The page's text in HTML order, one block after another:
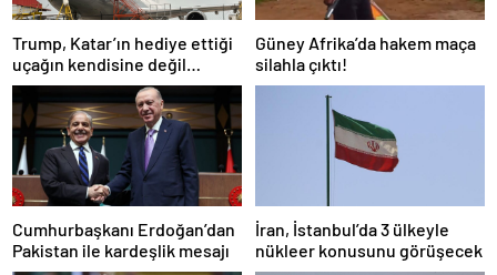
Trump, Katar’ın hediye ettiği
uçağın kendisine değil
Pentagon’a verileceğini
açıkladı
Güney Afrika’da hakem maça
silahla çıktı!
Cumhurbaşkanı Erdoğan’dan
Pakistan ile kardeşlik mesajı
İran, İstanbul’da 3 ülkeyle
nükleer konusunu görüşecek